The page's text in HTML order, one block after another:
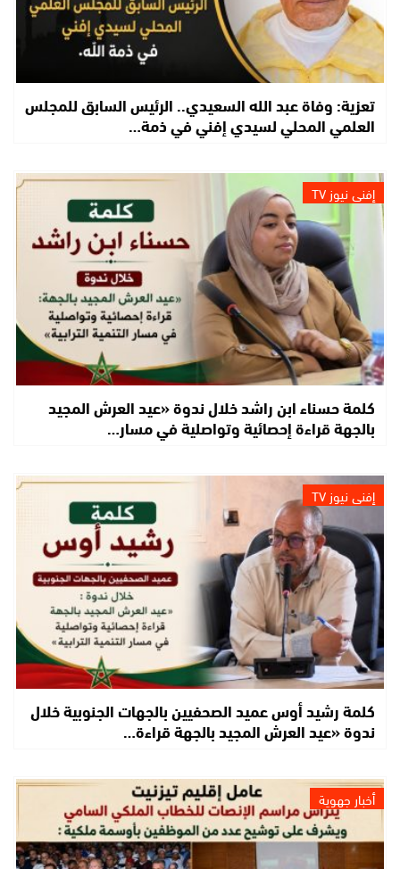
تعزية: وفاة عبد الله السعيدي.. الرئيس السابق للمجلس
العلمي المحلي لسيدي إفني في ذمة…
إفني نيوز TV
كلمة حسناء ابن راشد خلال ندوة «عيد العرش المجيد
بالجهة قراءة إحصائية وتواصلية في مسار…
إفني نيوز TV
كلمة رشيد أوس عميد الصحفيين بالجهات الجنوبية خلال
ندوة «عيد العرش المجيد بالجهة قراءة…
أخبار جهوية